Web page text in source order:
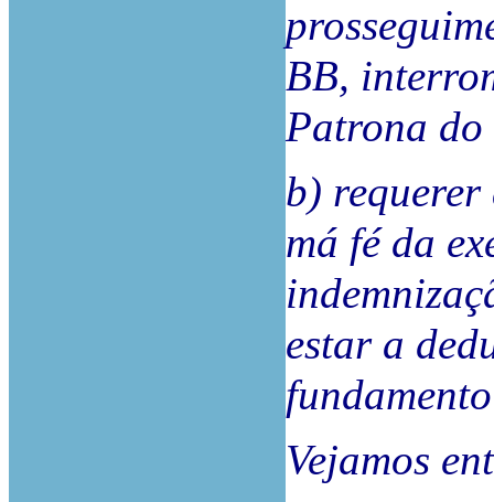
BB,
Patrona do
b)
má fé da
estar a
Vejamos